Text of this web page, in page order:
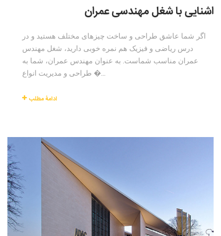
اشنایی با شغل مهندسی عمران
اگر شما عاشق طراحی و ساخت چیزهای مختلف هستید و در
درس ریاضی و فیزیک هم نمره خوبی دارید، شغل مهندس
عمران مناسب شماست. به عنوان مهندس عمران، شما به
طراحی و مدیریت انواع �...
ادامۀ مطلب